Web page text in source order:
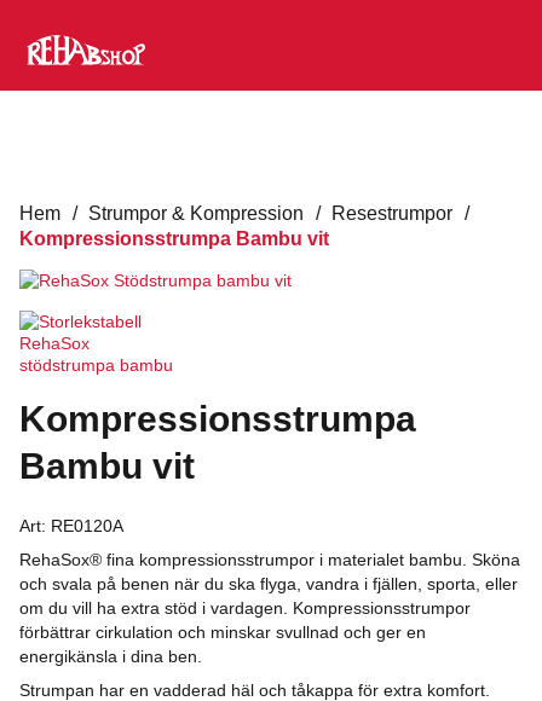
Hem / Strumpor & Kompression / Resestrumpor /
Kompressionsstrumpa Bambu vit
Kompressionsstrumpa
Bambu vit
Art: RE0120A
RehaSox® fina kompressionsstrumpor i materialet bambu. Sköna
och svala på benen när du ska flyga, vandra i fjällen, sporta, eller
om du vill ha extra stöd i vardagen. Kompressionsstrumpor
förbättrar cirkulation och minskar svullnad och ger en
energikänsla i dina ben.
Strumpan har en vadderad häl och tåkappa för extra komfort.